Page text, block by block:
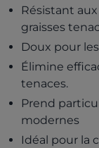
Résistant
graisses
Doux pour
Élimine
tenaces.
Prend
modernes
Idéal pour la